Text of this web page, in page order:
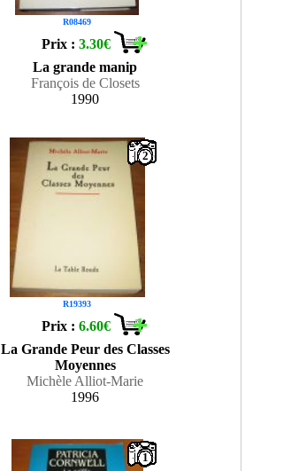
R08469
Prix :3.30€
La grande manip
François de Closets
1990
R19393
2
Prix :6.60€
La Grande Peur des Classes
Moyennes
Michèle Alliot-Marie
1996
1